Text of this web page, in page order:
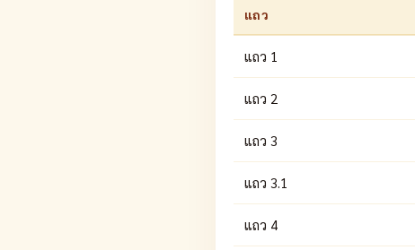
แถว
แถว 1
แถว 2
แถว 3
แถว 3.1
แถว 4